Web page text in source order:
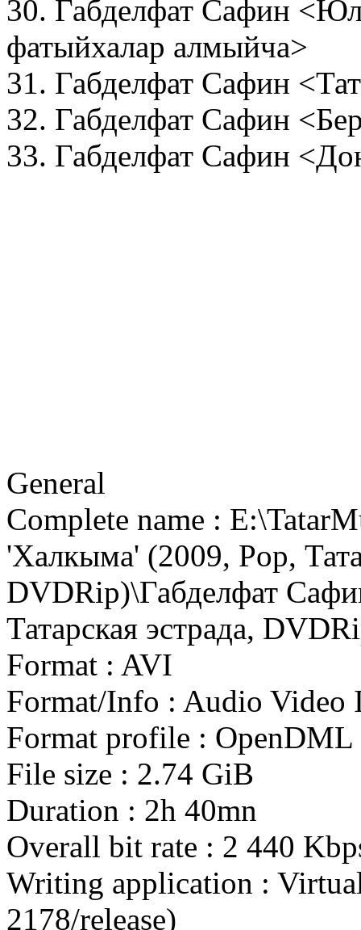
30. Габделфат Сафин
фатыйхалар алмыйча>
31. Габделфат Сафин
32. Габделфат Сафин
33. Габделфат Сафин
General
Complete name :
'Халкыма' (2009, Pop,
DVDRip)\Габделфат
Татарская эстрада,
Format : AVI
Format/Info : Audio Video
Format profile : OpenDML
File size : 2.74 GiB
Duration : 2h 40mn
Overall bit rate : 2 440
Writing application :
2178/release)